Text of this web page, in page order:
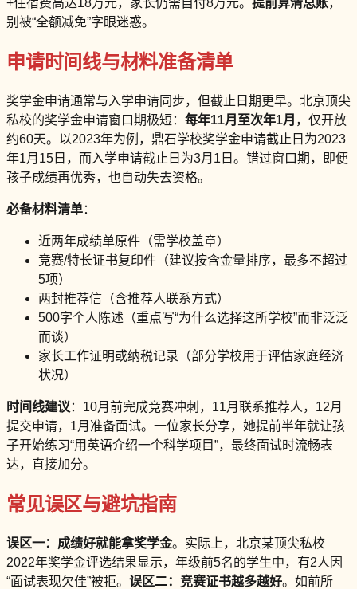
别被“全额减免”字眼迷惑。
申请时间线与材料准备清单
奖学金申请通常与入学申请同步，但截止日期更早。北京顶尖
私校的奖学金申请窗口期极短： 每年11月至次年1月 ，仅开放
约60天。以2023年为例，鼎石学校奖学金申请截止日为2023
年1月15日，而入学申请截止日为3月1日。错过窗口期，即便
孩子成绩再优秀，也自动失去资格。
必备材料清单：
近两年成绩单原件（需学校盖章）
竞赛/特长证书复印件（建议按含金量排序，最多不超过
5项）
两封推荐信（含推荐人联系方式）
500字个人陈述（重点写“为什么选择这所学校”而非泛泛
而谈）
家长工作证明或纳税记录（部分学校用于评估家庭经济
状况）
时间线建议 ：10月前完成竞赛冲刺，11月联系推荐人，12月
提交申请，1月准备面试。一位家长分享，她提前半年就让孩
子开始练习“用英语介绍一个科学项目”，最终面试时流畅表
达，直接加分。
常见误区与避坑指南
误区一：成绩好就能拿奖学金。实际上，北京某顶尖私校
2022年奖学金评选结果显示，年级前5名的学生中，有2人因
“面试表现欠佳”被拒。 误区二：竞赛证书越多越好。如前所